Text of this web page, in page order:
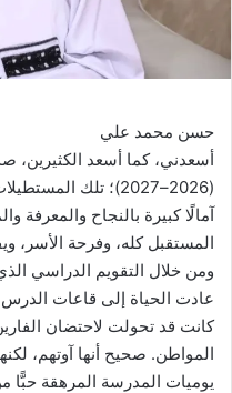
حسن محمد علي
أسعدني، كما أسعد الكثيرين،
(2026–2027)؛ تلك
آمالًا كبيرة بالنجاح
المستقبل كله، وفرحة الأسر،
ومن خلال التقويم الدراسي
عادت الحياة إلى قاعات
كانت قد تحولت لاحتضان
المواطن. صحيح أنها آوتهم،
يوميات المدرسة المرهقة حبًّا